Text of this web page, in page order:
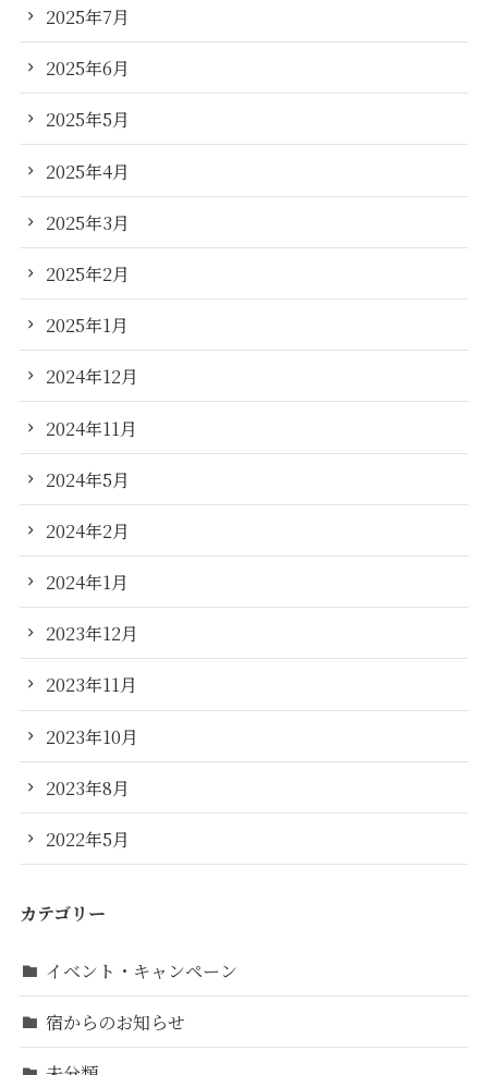
2025年7月
2025年6月
2025年5月
2025年4月
2025年3月
2025年2月
2025年1月
2024年12月
2024年11月
2024年5月
2024年2月
2024年1月
2023年12月
2023年11月
2023年10月
2023年8月
2022年5月
カテゴリー
イベント・キャンペーン
宿からのお知らせ